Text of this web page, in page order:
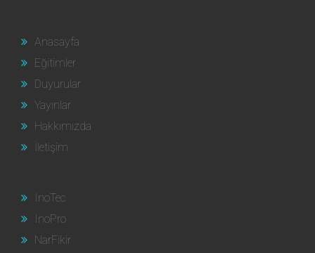
Anasayfa
Eğitimler
Duyurular
Yayınlar
Hakkımızda
İletişim
InoTec
InoPro
NarFikir